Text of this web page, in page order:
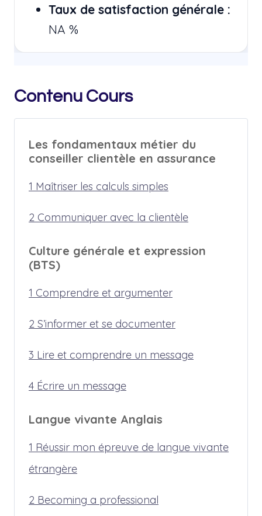
Taux de satisfaction générale :
NA %
Contenu Cours
Les fondamentaux métier du
conseiller clientèle en assurance
1 Maîtriser les calculs simples
2 Communiquer avec la clientèle
Culture générale et expression
(BTS)
1 Comprendre et argumenter
2 S’informer et se documenter
3 Lire et comprendre un message
4 Écrire un message
Langue vivante Anglais
1 Réussir mon épreuve de langue vivante
étrangère
2 Becoming a professional